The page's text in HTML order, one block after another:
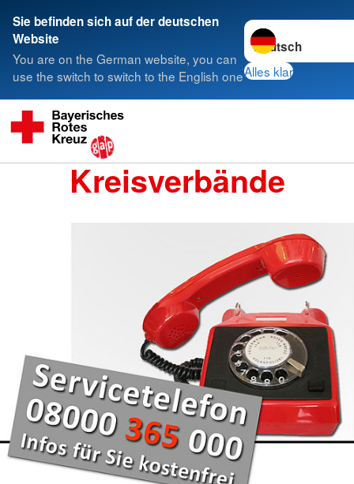
Sie befinden sich auf der deutschen
Website
You are on the German website, you can
use the switch to switch to the English one
Sprache wechseln
Alles klar
Kreisverbände